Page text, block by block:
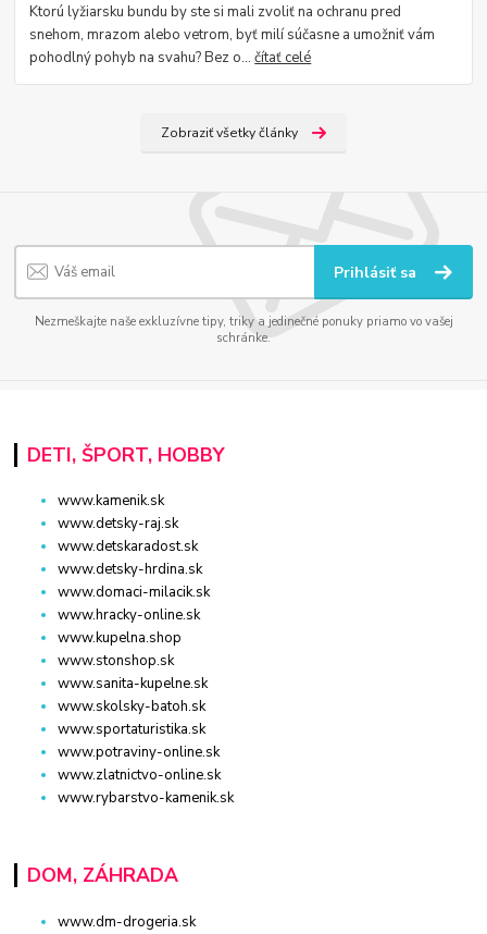
Ktorú lyžiarsku bundu by ste si mali zvoliť na ochranu pred
snehom, mrazom alebo vetrom, byť milí súčasne a umožniť vám
pohodlný pohyb na svahu? Bez o...čítať celé
Zobraziť všetky články
Prihlásiť sa
Nezmeškajte naše exkluzívne tipy, triky a jedinečné ponuky priamo vo vašej
schránke.
DETI, ŠPORT, HOBBY
www.kamenik.sk
www.detsky-raj.sk
www.detskaradost.sk
www.detsky-hrdina.sk
www.domaci-milacik.sk
www.hracky-online.sk
www.kupelna.shop
www.stonshop.sk
www.sanita-kupelne.sk
www.skolsky-batoh.sk
www.sportaturistika.sk
www.potraviny-online.sk
www.zlatnictvo-online.sk
www.rybarstvo-kamenik.sk
DOM, ZÁHRADA
www.dm-drogeria.sk